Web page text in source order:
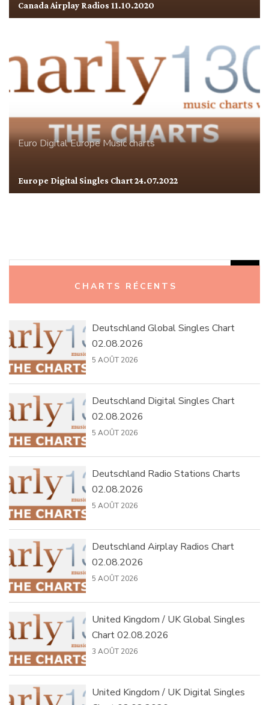
Canada Airplay Radios 11.10.2020
Euro DigitalEuropeMusic charts
Europe Digital Singles Chart 24.07.2022
CHARTS RÉCENTS
Deutschland Global Singles Chart
02.08.2026
5 AOÛT 2026
Deutschland Digital Singles Chart
02.08.2026
5 AOÛT 2026
Deutschland Radio Stations Charts
02.08.2026
5 AOÛT 2026
Deutschland Airplay Radios Chart
02.08.2026
5 AOÛT 2026
United Kingdom / UK Global Singles
Chart 02.08.2026
3 AOÛT 2026
United Kingdom / UK Digital Singles